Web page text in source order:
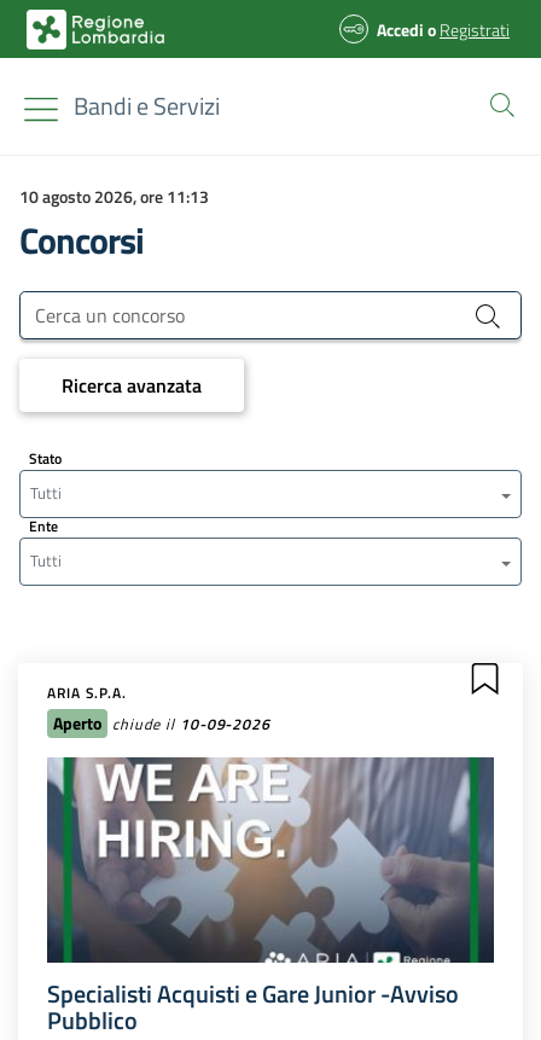
AccedioRegistrati
Bandi e Servizi
10 agosto 2026, ore 11:13
Concorsi
Bandi e Servizi
Cerca un concorso
Ricerca avanzata
Stato
Tutti
Ente
Tutti
ARIA S.P.A.
Aperto chiude il 10-09-2026
Specialisti Acquisti e Gare Junior -Avviso
Pubblico